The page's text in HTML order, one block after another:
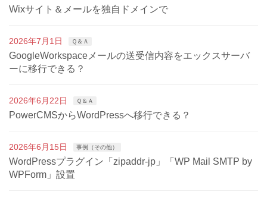
Wixサイト＆メールを独自ドメインで
2026年7月1日 Ｑ＆Ａ
GoogleWorkspaceメールの送受信内容をエックスサーバ
ーに移行できる？
2026年6月22日 Ｑ＆Ａ
PowerCMSからWordPressへ移行できる？
2026年6月15日 事例（その他）
WordPressプラグイン「zipaddr-jp」「WP Mail SMTP by
WPForm」設置